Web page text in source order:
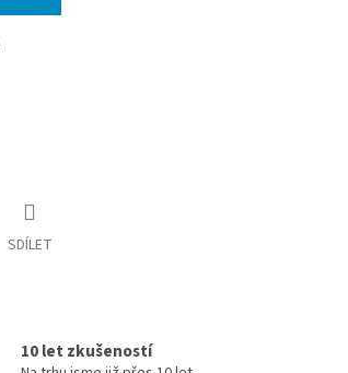
SDÍLET
10 let zkušeností